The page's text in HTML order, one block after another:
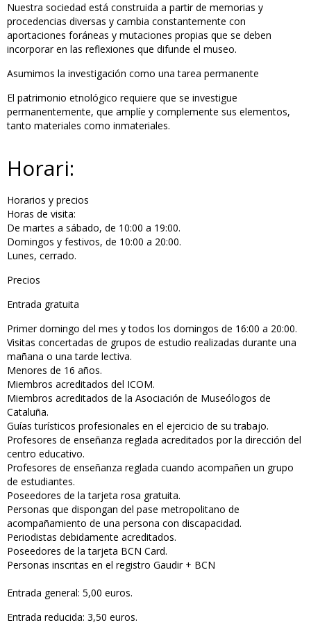
Nuestra sociedad está construida a partir de memorias y
procedencias diversas y cambia constantemente con
aportaciones foráneas y mutaciones propias que se deben
incorporar en las reflexiones que difunde el museo.
Asumimos la investigación como una tarea permanente
El patrimonio etnológico requiere que se investigue
permanentemente, que amplíe y complemente sus elementos,
tanto materiales como inmateriales.
Horari:
Horarios y precios
Horas de visita:
De martes a sábado, de 10:00 a 19:00.
Domingos y festivos, de 10:00 a 20:00.
Lunes, cerrado.
Precios
Entrada gratuita
Primer domingo del mes y todos los domingos de 16:00 a 20:00.
Visitas concertadas de grupos de estudio realizadas durante una
mañana o una tarde lectiva.
Menores de 16 años.
Miembros acreditados del ICOM.
Miembros acreditados de la Asociación de Museólogos de
Cataluña.
Guías turísticos profesionales en el ejercicio de su trabajo.
Profesores de enseñanza reglada acreditados por la dirección del
centro educativo.
Profesores de enseñanza reglada cuando acompañen un grupo
de estudiantes.
Poseedores de la tarjeta rosa gratuita.
Personas que dispongan del pase metropolitano de
acompañamiento de una persona con discapacidad.
Periodistas debidamente acreditados.
Poseedores de la tarjeta BCN Card.
Personas inscritas en el registro Gaudir + BCN
Entrada general: 5,00 euros.
Entrada reducida: 3,50 euros.